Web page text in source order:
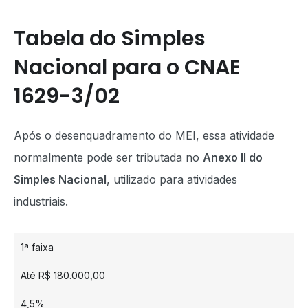
Tabela do Simples
Nacional para o CNAE
1629-3/02
Após o desenquadramento do MEI, essa atividade
normalmente pode ser tributada no Anexo II do
Simples Nacional, utilizado para atividades
industriais.
1ª faixa
Até R$ 180.000,00
4,5%